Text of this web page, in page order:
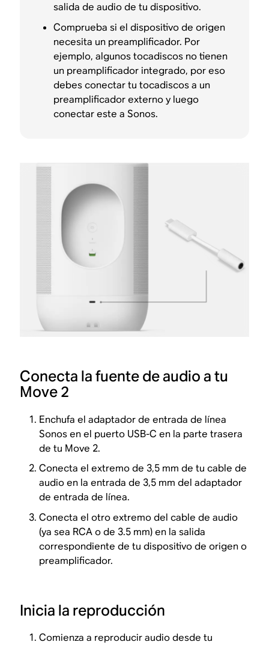
salida de audio de tu dispositivo.
Comprueba si el dispositivo de origen
necesita un preamplificador. Por
ejemplo, algunos tocadiscos no tienen
un preamplificador integrado, por eso
debes conectar tu tocadiscos a un
preamplificador externo y luego
conectar este a Sonos.
Conecta la fuente de audio a tu
Move 2
Enchufa el adaptador de entrada de línea
Sonos en el puerto USB-C en la parte trasera
de tu Move 2.
Conecta el extremo de 3,5 mm de tu cable de
audio en la entrada de 3,5 mm del adaptador
de entrada de línea.
Conecta el otro extremo del cable de audio
(ya sea RCA o de 3.5 mm) en la salida
correspondiente de tu dispositivo de origen o
preamplificador.
Inicia la reproducción
Comienza a reproducir audio desde tu